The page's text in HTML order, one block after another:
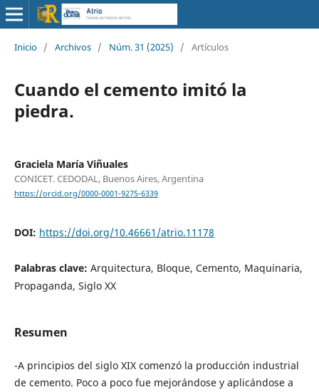
Inicio / Archivos / Núm. 31 (2025) / Artículos
Cuando el cemento imitó la
piedra.
Graciela María Viñuales
CONICET. CEDODAL, Buenos Aires, Argentina
https://orcid.org/0000-0001-9275-6339
DOI: https://doi.org/10.46661/atrio.11178
Palabras clave: Arquitectura, Bloque, Cemento, Maquinaria,
Propaganda, Siglo XX
Resumen
-A principios del siglo XIX comenzó la producción industrial
de cemento. Poco a poco fue mejorándose y aplicándose a